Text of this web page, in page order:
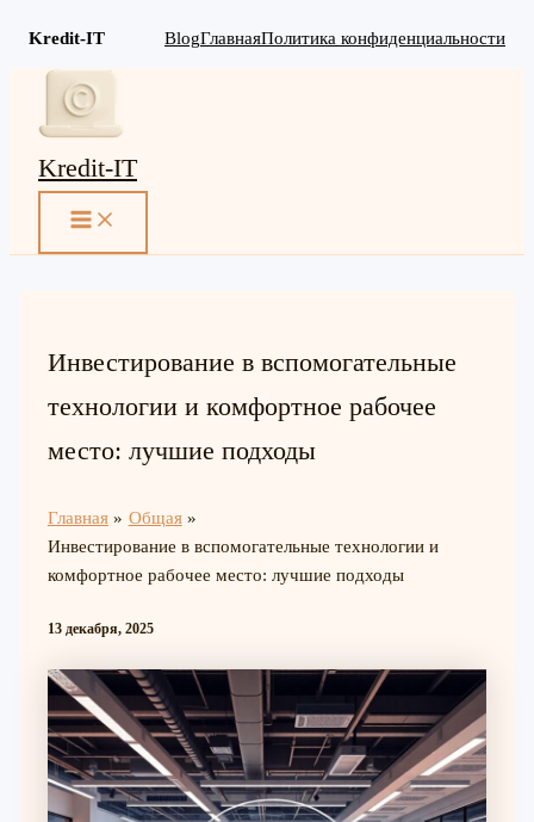
Kredit-IT BlogГлавнаяПолитика конфиденциальности
Перейти
содержимому
Kredit-IT
MAIN
Инвестирование в вспомогательные
технологии и комфортное рабочее
место: лучшие подходы
Главная
Общая
Инвестирование в вспомогательные технологии и
комфортное рабочее место: лучшие подходы
13 декабря, 2025